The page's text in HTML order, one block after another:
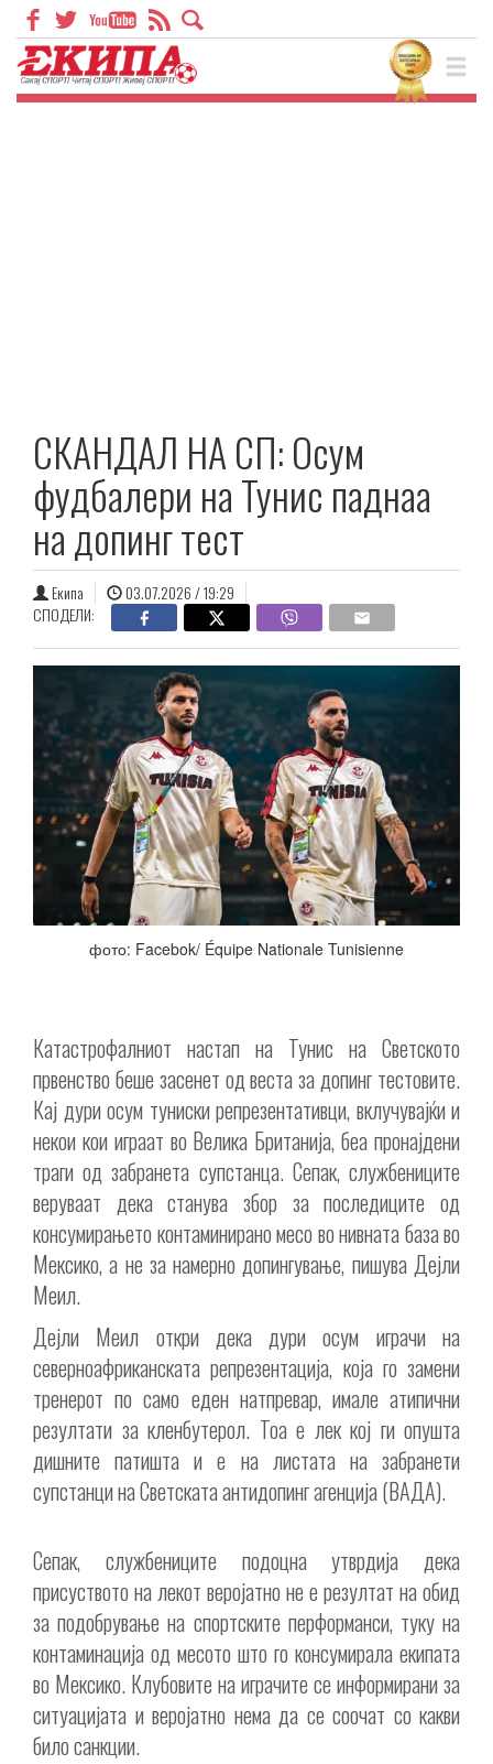
СКАНДАЛ НА СП: Осум
фудбалери на Тунис паднаа
на допинг тест
Екипа
03.07.2026 / 19:29
СПОДЕЛИ:
фото: Facebok/ Équipe Nationale Tunisienne
Катастрофалниот настап на Тунис на Светското
првенство беше засенет од веста за допинг тестовите.
Кај дури осум туниски репрезентативци, вклучувајќи и
некои кои играат во Велика Британија, беа пронајдени
траги од забранета супстанца. Сепак, службениците
веруваат дека станува збор за последиците од
консумирањето контаминирано месо во нивната база во
Мексико, а не за намерно допингување, пишува Дејли
Меил.
Дејли Меил откри дека дури осум играчи на
северноафриканската репрезентација, која го замени
тренерот по само еден натпревар, имале атипични
резултати за кленбутерол. Тоа е лек кој ги опушта
дишните патишта и е на листата на забранети
супстанци на Светската антидопинг агенција (ВАДА).
Сепак, службениците подоцна утврдија дека
присуството на лекот веројатно не е резултат на обид
за подобрување на спортските перформанси, туку на
контаминација од месото што го консумирала екипата
во Мексико. Клубовите на играчите се информирани за
ситуацијата и веројатно нема да се соочат со какви
било санкции.